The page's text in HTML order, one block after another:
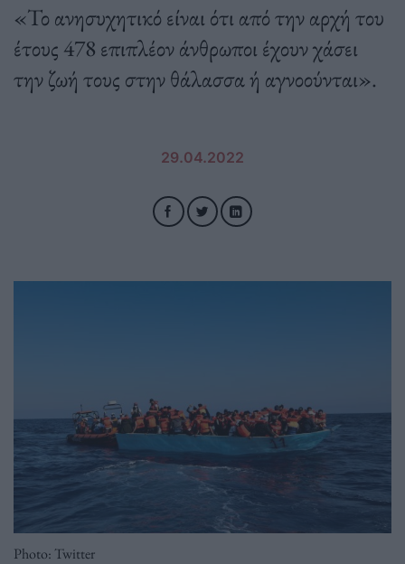
«Το ανησυχητικό είναι ότι από την αρχή του
έτους 478 επιπλέον άνθρωποι έχουν χάσει
την ζωή τους στην θάλασσα ή αγνοούνται».
29.04.2022
Photo: Twitter